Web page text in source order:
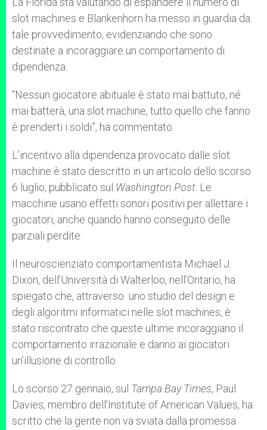
slot machines e Blankenhorn ha messo in guardia da
tale provvedimento, evidenziando che sono
destinate a incoraggiare un comportamento di
dipendenza.
“Nessun giocatore abituale è stato mai battuto, né
mai batterà, una slot machine, tutto quello che fanno
è prenderti i soldi”, ha commentato.
L’incentivo alla dipendenza provocato dalle slot
machine è stato descritto in un articolo dello scorso
6 luglio, pubblicato sul Washington Post . Le
macchine usano effetti sonori positivi per allettare i
giocatori, anche quando hanno conseguito delle
parziali perdite.
Il neuroscienziato comportamentista Michael J.
Dixon, dell’Università di Walterloo, nell’Ontario, ha
spiegato che, attraverso uno studio del design e
degli algoritmi informatici nelle slot machines, è
stato riscontrato che queste ultime incoraggiano il
comportamento irrazionale e danno ai giocatori
un’illusione di controllo.
Lo scorso 27 gennaio, sul Tampa Bay Times, Paul
Davies, membro dell’Institute of American Values, ha
scritto che la gente non va sviata dalla promessa